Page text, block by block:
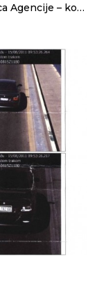
Agencije – koji